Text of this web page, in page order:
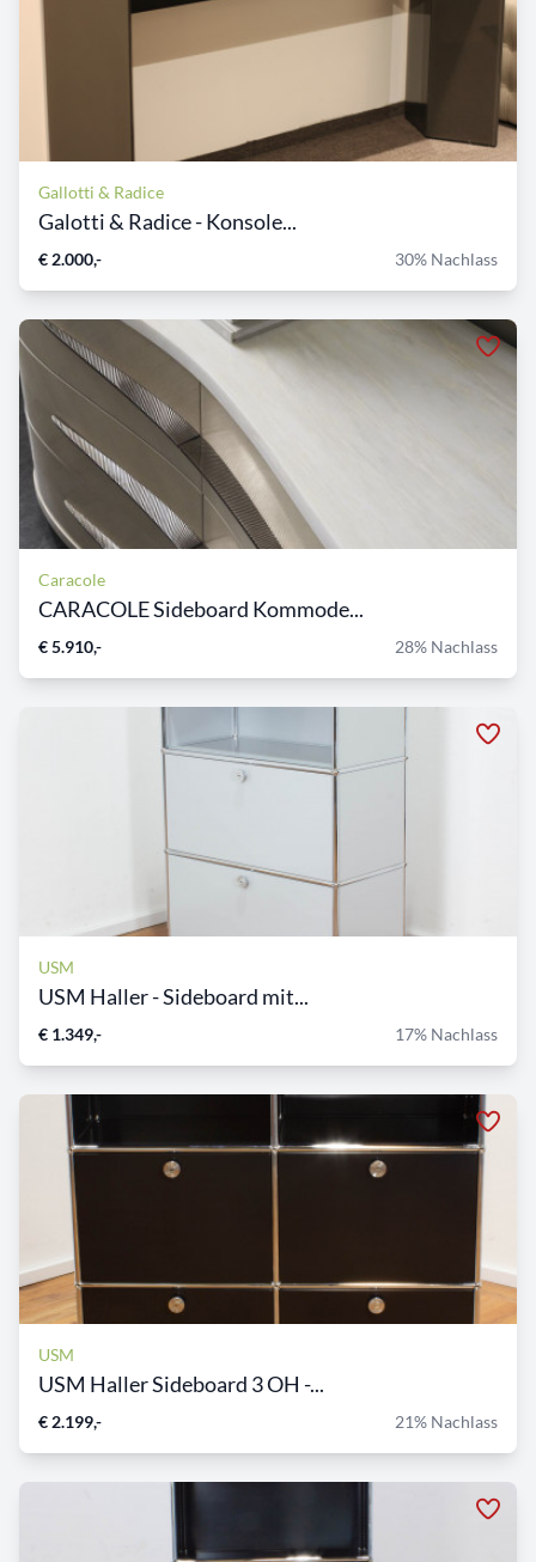
Gallotti & Radice
Galotti & Radice - Konsole...
€ 2.000,- 30% Nachlass
Caracole
CARACOLE Sideboard Kommode...
€ 5.910,- 28% Nachlass
USM
USM Haller - Sideboard mit...
€ 1.349,- 17% Nachlass
USM
USM Haller Sideboard 3 OH -...
€ 2.199,- 21% Nachlass